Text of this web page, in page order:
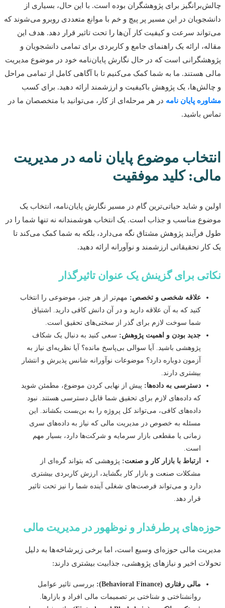
برای پژوهشگران بوده است. با این حال، بسیاری از
در این مسیر پر پیچ و خم با موانع متعددی روبرو می‌شوند که
سرعت و کیفیت کار آن‌ها را تحت تاثیر قرار دهد. هدف این
ارائه یک راهنمای جامع و کاربردی برای تمامی دانشجویان و
است که در حال نگارش پایان‌نامه خود در موضوع مدیریت
هستند. ما به شما کمک می‌کنیم تا با آگاهی کامل از تمامی مراحل
یک پژوهش باکیفیت و ارزشمند ارائه دهید. برای کسب
پایان نامهدر هر مرحله‌ای از کار، می‌توانید با متخصصان ما در
باشید.
موضوع پایان نامه در مدیریت
کلید موفقیت
و شاید حیاتی‌ترین گام در مسیر نگارش پایان‌نامه، انتخاب یک
مناسب و جذاب است. یک انتخاب هوشمندانه نه تنها شما را در
فرآیند پژوهش مشتاق نگه می‌دارد، بلکه به شما کمک می‌کند تا
تحقیقاتی ارزشمند و نوآورانه ارائه دهید.
برای گزینش یک عنوان تاثیرگذار
علاقه شخصی و تخصص:مهم‌تر از هر چیز، موضوعی را انتخاب
کنید که به آن علاقه دارید و در آن دانش کافی دارید. اشتیاق
شما سوخت لازم برای گذر از سختی‌های تحقیق است.
جدید بودن و اهمیت پژوهش:سعی کنید به دنبال یک شکاف
پژوهشی باشید. آیا سوالی بی‌پاسخ مانده؟ آیا نظریه‌ای نیاز به
آزمون دوباره دارد؟ موضوعات نوآورانه شانس پذیرش و انتشار
بیشتری دارند.
دسترسی به داده‌ها: پیش از نهایی کردن موضوع، مطمئن شوید
که داده‌های لازم برای تحقیق شما قابل دسترسی هستند. نبود
داده‌های کافی، می‌تواند کل پروژه را به بن‌بست بکشاند. این
مسئله به خصوص در مدیریت مالی که نیاز به داده‌های سری
زمانی یا مقطعی بازار سرمایه و شرکت‌ها دارد، بسیار مهم
ارتباط با بازار کار و صنعت:پژوهشی که بتواند گره‌ای از
مشکلات صنعت و بازار کار بگشاید، ارزش کاربردی بیشتری
دارد و می‌تواند فرصت‌های شغلی آینده شما را نیز تحت تاثیر
قرار دهد.
پرطرفدار و نوظهور در مدیریت مالی
مالی حوزه‌ای وسیع است، اما برخی زیرشاخه‌ها به دلیل
اخیر و نیازهای پژوهشی، جذابیت بیشتری دارند:
مالی رفتاری (Behavioral Finance):
بررسی تاثیر عوامل
روانشناختی و شناختی بر تصمیمات مالی افراد و بازارها.